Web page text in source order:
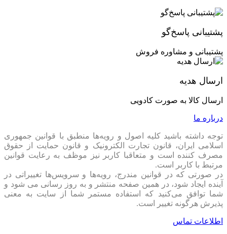
پشتیبانی پاسخ‌گو
پشتیبانی و مشاوره فروش
ارسال هدیه
ارسال کالا به صورت کادویی
درباره ما
توجه داشته باشید کلیه اصول و رویه‏‌ها منطبق با قوانین جمهوری
اسلامی ایران، قانون تجارت الکترونیک و قانون حمایت از حقوق
مصرف کننده است و متعاقبا کاربر نیز موظف به رعایت قوانین
مرتبط با کاربر است.
در صورتی که در قوانین مندرج، رویه‏‌ها و سرویس‏‌ها تغییراتی در
آینده ایجاد شود، در همین صفحه منتشر و به روز رسانی می شود و
شما توافق می‏‌کنید که استفاده مستمر شما از سایت به معنی
پذیرش هرگونه تغییر است.
اطلاعات تماس